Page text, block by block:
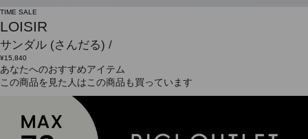
TIME SALE
LOISIR
サンダル (さんだる) /
¥15,840
あなたへのおすすめアイテム
この商品を見た人はこの商品も買っています